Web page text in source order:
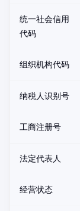
统一社会信用
代码
组织机构代码
纳税人识别号
工商注册号
法定代表人
经营状态